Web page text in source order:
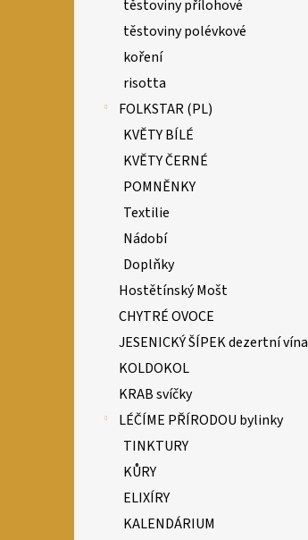
těstoviny přílohové
těstoviny polévkové
koření
risotta
FOLKSTAR (PL)
KVĚTY BÍLÉ
KVĚTY ČERNÉ
POMNĚNKY
Textilie
Nádobí
Doplňky
Hostětínský Mošt
CHYTRÉ OVOCE
JESENICKÝ ŠÍPEK dezertní vína
KOLDOKOL
KRAB svíčky
LÉČÍME PŘÍRODOU bylinky
TINKTURY
KŮRY
ELIXÍRY
KALENDÁRIUM